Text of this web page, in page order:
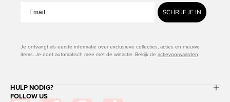
SCHRIJF JE IN
Je ontvangt als eerste informatie over exclusieve collecties, acties en nieuwe
items. Je doet automatisch mee met de winactie. Bekijk de actievoorwaarden.
HULP NODIG?
FOLLOW US